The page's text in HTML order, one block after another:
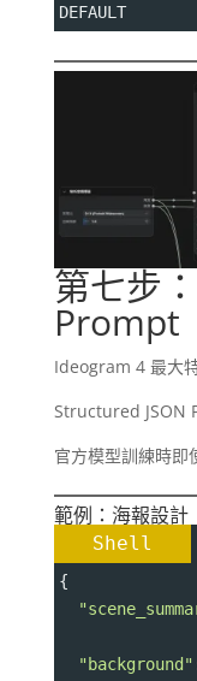
DEFAULT
第七步
Prompt
Ideogram 4 最大
Structured JSON
官方模型訓練時即
範例：海報設計
Shell
{
"background"